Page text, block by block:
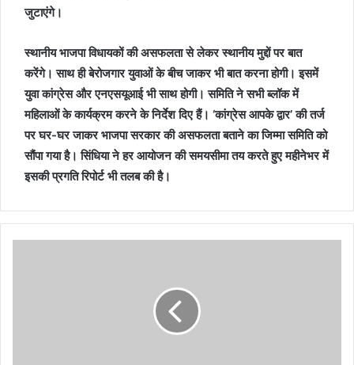
जुटाएंगे।
स्थानीय भाजपा विधायकों की असफलता से लेकर स्थानीय मुद्दों पर बात
करेंगे। साथ ही बेरोजगार युवाओं के बीच जाकर भी बात करना होगी। इसमें
युवा कांग्रेस और एनएसयूआई भी साथ होगी। समिति ने सभी ब्लॉक में
महिलाओं के कार्यक्रम करने के निर्देश दिए हैं। ‘कांग्रेस आपके द्वार’ की तर्ज
पर घर-घर जाकर भाजपा सरकार की असफलता बताने का जिम्मा समिति को
सौंपा गया है। सिंधिया ने हर आयोजन की समयसीमा तय करते हुए महीनेभर में
इसकी प्रगति रिपोर्ट भी तलब की है।